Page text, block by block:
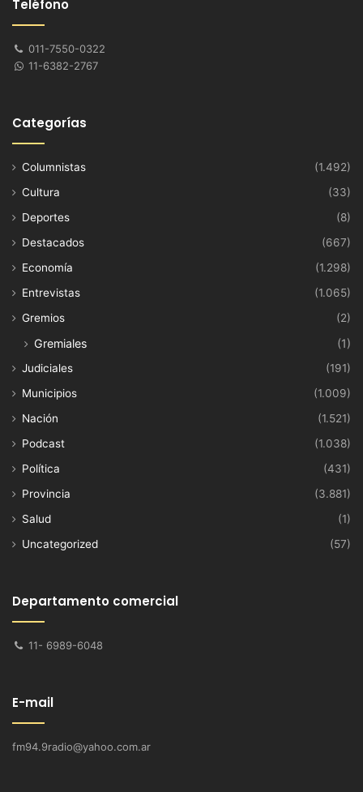
Teléfono
011-7550-0322
11-6382-2767
Categorías
Columnistas
(1.492)
Cultura
(33)
Deportes
(8)
Destacados
(667)
Economía
(1.298)
Entrevistas
(1.065)
Gremios
(2)
Gremiales (1)
Judiciales
(191)
Municipios
(1.009)
Nación
(1.521)
Podcast
(1.038)
Política
(431)
Provincia
(3.881)
Salud
(1)
Uncategorized
(57)
Departamento comercial
11- 6989-6048
E-mail
fm94.9radio@yahoo.com.ar